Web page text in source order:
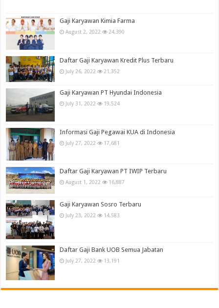
Gaji Karyawan Kimia Farma
August 2, 2022 24,390
Daftar Gaji Karyawan Kredit Plus Terbaru
July 26, 2022 21,352
Gaji Karyawan PT Hyundai Indonesia
July 31, 2022 19,524
Informasi Gaji Pegawai KUA di Indonesia
July 27, 2022 17,681
Daftar Gaji Karyawan PT IWIP Terbaru
August 1, 2022 16,887
Gaji Karyawan Sosro Terbaru
July 23, 2022 14,583
Daftar Gaji Bank UOB Semua Jabatan
July 27, 2022 13,191